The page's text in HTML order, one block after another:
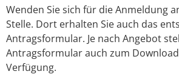
Wenden Sie sich für die Anmeldung
Stelle. Dort erhalten Sie auch das
Antragsformular. Je nach Angebot
Antragsformular auch zum
Verfügung.